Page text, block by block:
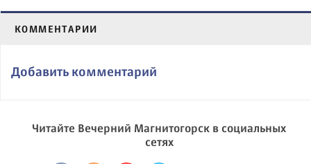
КОММЕНТАРИИ
Добавить комментарий
Читайте Вечерний Магнитогорск в социальных
сетях